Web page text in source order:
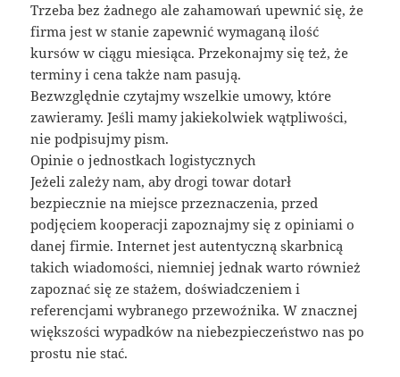
Trzeba bez żadnego ale zahamowań upewnić się, że
firma jest w stanie zapewnić wymaganą ilość
kursów w ciągu miesiąca. Przekonajmy się też, że
terminy i cena także nam pasują.
Bezwzględnie czytajmy wszelkie umowy, które
zawieramy. Jeśli mamy jakiekolwiek wątpliwości,
nie podpisujmy pism.
Opinie o jednostkach logistycznych
Jeżeli zależy nam, aby drogi towar dotarł
bezpiecznie na miejsce przeznaczenia, przed
podjęciem kooperacji zapoznajmy się z opiniami o
danej firmie. Internet jest autentyczną skarbnicą
takich wiadomości, niemniej jednak warto również
zapoznać się ze stażem, doświadczeniem i
referencjami wybranego przewoźnika. W znacznej
większości wypadków na niebezpieczeństwo nas po
prostu nie stać.